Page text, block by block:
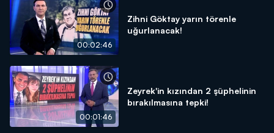
00:02:46
Zihni Göktay yarın törenle
uğurlanacak!
00:01:46
Zeyrek'in kızından 2 şüphelinin
bırakılmasına tepki!